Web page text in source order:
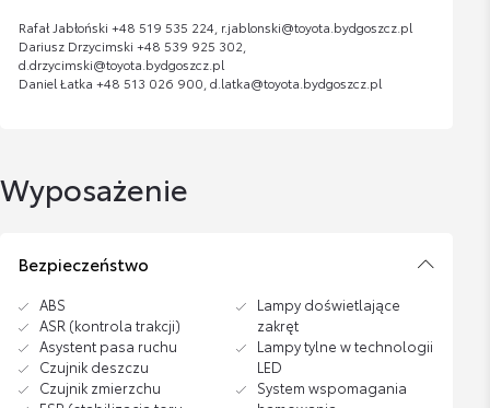
Rafał Jabłoński +48 519 535 224, r.jablonski@toyota.bydgoszcz.pl
Dariusz Drzycimski +48 539 925 302,
d.drzycimski@toyota.bydgoszcz.pl
Daniel Łatka +48 513 026 900, d.latka@toyota.bydgoszcz.pl
Wyposażenie
Bezpieczeństwo
ABS
ASR (kontrola trakcji)
Asystent pasa ruchu
Czujnik deszczu
Czujnik zmierzchu
Lampy doświetlające
zakręt
Lampy tylne w technologii
LED
System wspomagania